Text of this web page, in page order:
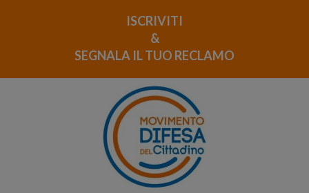
ISCRIVITI
&
SEGNALA IL TUO RECLAMO